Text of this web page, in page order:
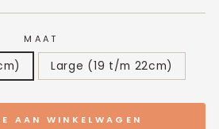
MAAT
Large (19 t/m 22cm)
AAN WINKELWAGEN